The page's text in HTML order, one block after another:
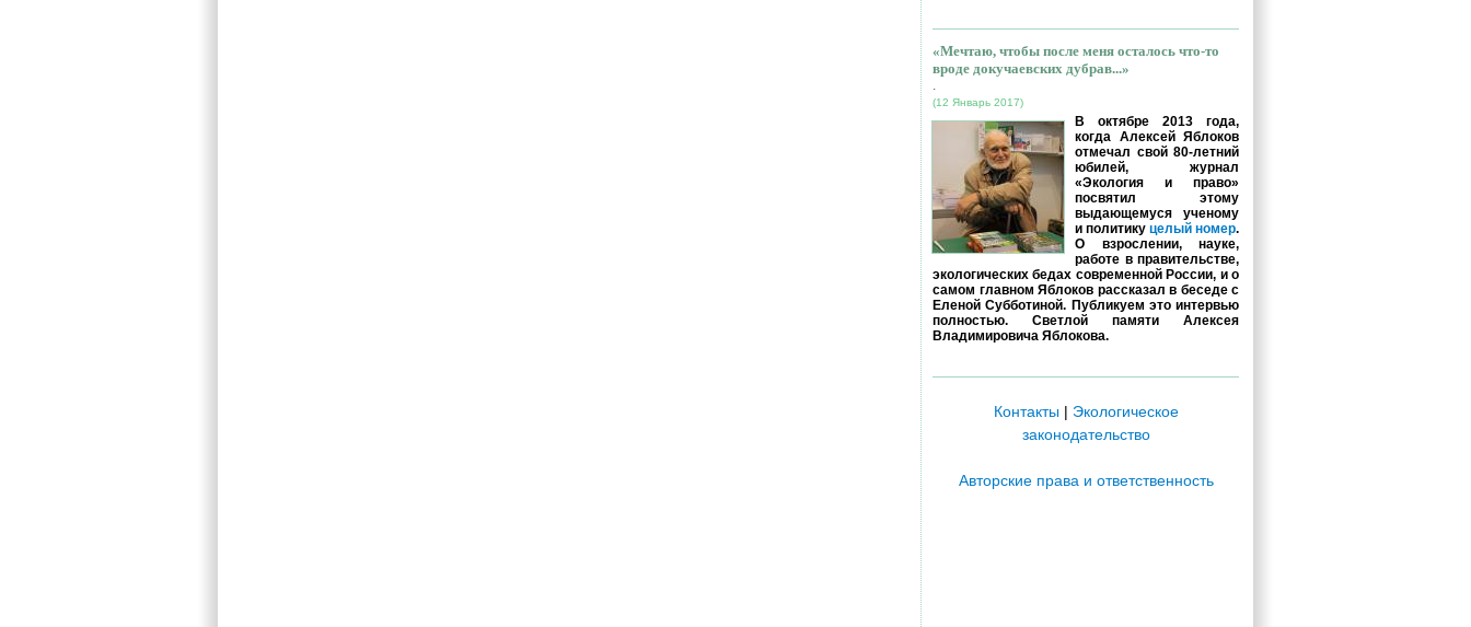
«Мечтаю, чтобы после меня осталось что-то
вроде докучаевских дубрав...»
.
(12 Январь 2017)
В октябре 2013 года,
когда Алексей Яблоков
отмечал свой 80-летний
юбилей, журнал
«Экология и право»
посвятил этому
выдающемуся ученому
и политику целый номер.
О взрослении, науке,
работе в правительстве,
экологических бедах современной России, и о
самом главном Яблоков рассказал в беседе с
Еленой Субботиной. Публикуем это интервью
полностью. Светлой памяти Алексея
Владимировича Яблокова.
Контакты| Экологическое
законодательство
Авторские права и ответственность